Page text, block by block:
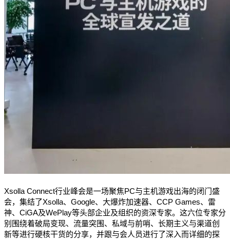
Xsolla Connect行业峰会是一场聚焦PC与主机游戏出海的闭门盛
会，集结了Xsolla、Google、大爆炸加速器、CCP Games、雷
神、CiGA及WePlay等头部企业及组织的资深专家。这六位专家分
别围绕着破局变现、流量突围、私域与前哨、长期主义与渠道创
新等进行硬核干货的分享，并跟与会人员进行了深入而详细的探